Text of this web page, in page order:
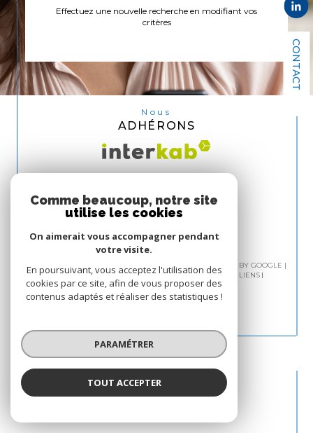
CONTACT
Effectuez une nouvelle recherche en modifiant vos
critères
Nous
ADHÉRONS
© 2026 | TOUS DROITS RÉSERVÉS | TRADUCTION POWERED BY GOOGLE |
PLAN DU SITE
MENTIONS LÉGALES ADMIN
NOS LIENS
POLITIQUE RGPD
COOKIES
Comme beaucoup, notre site
utilise les cookies
On aimerait vous accompagner pendant
votre visite.
En poursuivant, vous acceptez l'utilisation des
cookies par ce site, afin de vous proposer des
contenus adaptés et réaliser des statistiques !
PARAMÉTRER
TOUT ACCEPTER